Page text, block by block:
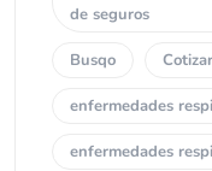
de seguros
Busqo
enfermedades
enfermedades